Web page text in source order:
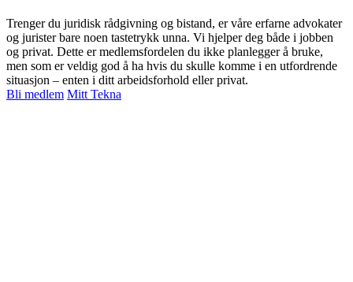
Trenger du juridisk rådgivning og bistand, er våre erfarne advokater
og jurister bare noen tastetrykk unna. Vi hjelper deg både i jobben
og privat. Dette er medlemsfordelen du ikke planlegger å bruke,
men som er veldig god å ha hvis du skulle komme i en utfordrende
situasjon – enten i ditt arbeidsforhold eller privat.
Bli medlem Mitt Tekna